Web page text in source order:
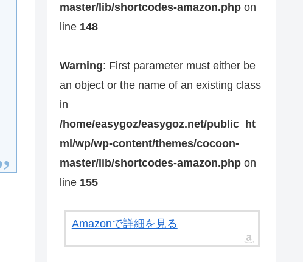
master/lib/shortcodes-amazon.php on
line 148
Warning: First parameter must either be
an object or the name of an existing class
in
/home/easygoz/easygoz.net/public_ht
ml/wp/wp-content/themes/cocoon-
master/lib/shortcodes-amazon.php on
line 155
Amazonで詳細を見る